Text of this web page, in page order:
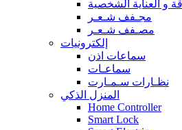
و العناية الشخصية
مجـفف شـعـر
مصـفف شـعـر
إلكترونيات
سماعات اذن
سماعـات
نظـارات سـمـارت
المنزل الذكي
Home Controller
Smart Lock